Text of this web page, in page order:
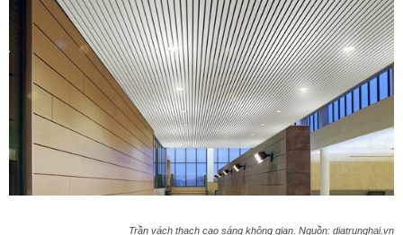
Trần vách thạch cao sáng không gian. Nguồn: diatrunghai.vn